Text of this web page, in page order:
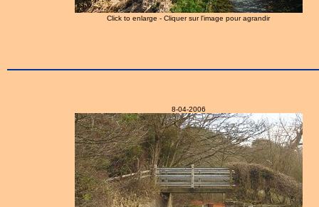
Click to enlarge - Cliquer sur l'image pour agrandir
8-04-2006